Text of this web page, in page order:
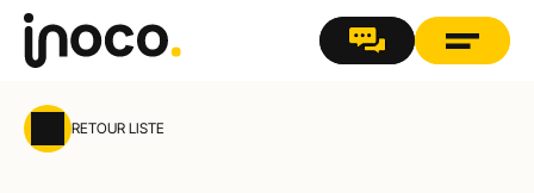
RETOUR LISTE